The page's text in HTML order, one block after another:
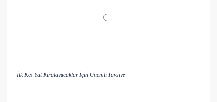
İlk Kez Yat Kiralayacaklar İçin Önemli Tavsiye